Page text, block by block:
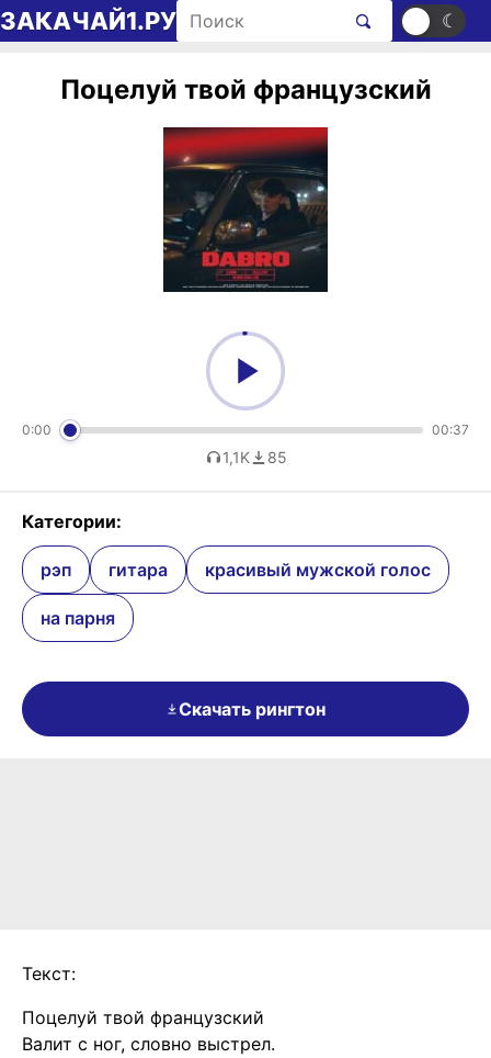
Перейти к содержимому
ЗАКАЧАЙ1.РУ Поиск рингтонов ☀ ☾
Поцелуй твой французский
0:00 00:37
1,1K 85
Категории:
рэп гитара красивый мужской голос
на парня
Скачать рингтон
Текст:
Поцелуй твой французский
Валит с ног, словно выстрел.